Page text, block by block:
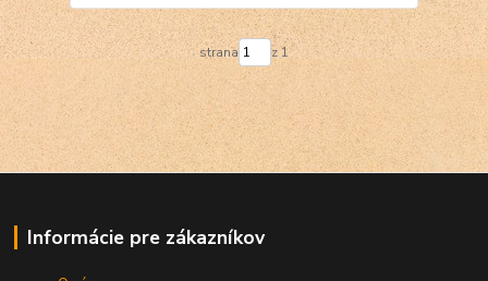
strana z 1
Informácie pre zákazníkov